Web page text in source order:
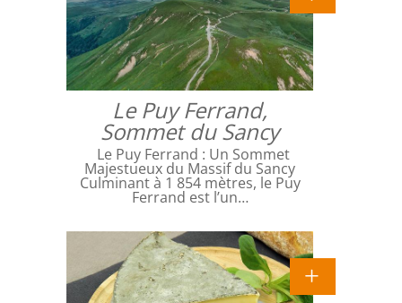
Le Puy Ferrand,
Sommet du Sancy
Le Puy Ferrand : Un Sommet
Majestueux du Massif du Sancy
Culminant à 1 854 mètres, le Puy
Ferrand est l’un…